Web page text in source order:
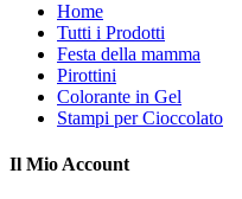
Home
Tutti i Prodotti
Festa della mamma
Pirottini
Colorante in Gel
Stampi per Cioccolato
Il Mio Account